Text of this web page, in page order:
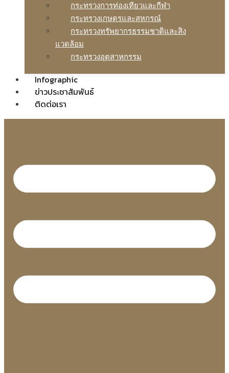
กระทรวงการท่องเทียวและกีฬา
กระทรวงเกษตรและสหกรณ์
กระทรวงทรัพยากรธรรมชาติและสิง
แวดล้อม
กระทรวงอุตสาหกรรม
Infographic
ข่าวประชาสัมพันธ์
ติดต่อเรา